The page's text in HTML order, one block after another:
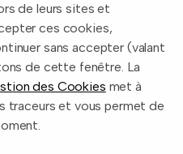
de leurs sites et
ces cookies,
sans accepter (valant
de cette fenêtre. La
des Cookies met à
traceurs et vous permet de